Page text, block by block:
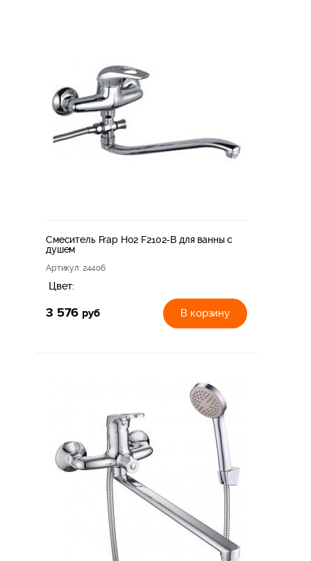
Смеситель Frap H02 F2102-B для ванны с
душем
Артикул: 24406
Цвет:
3 576 руб В корзину